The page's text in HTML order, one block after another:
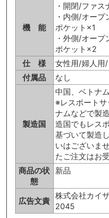
機 能
・開閉/ファス
・内側/オー
ポケット×1
・外側/オー
ポケット×2
仕 様
女性用/婦人用
付属品
なし
製造国
中国、ベトナ
※レスポート
ナムなどで製
造国でもレス
基づいて製造
いはございま
たご注文はお
商品の状
態
新品
広告文責
株式会社カ
2045